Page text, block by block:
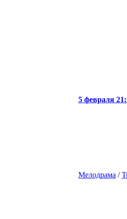
5 февраля
Мелодрама /